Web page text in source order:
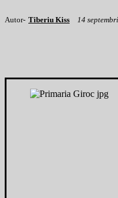
Autor- Tiberiu Kiss 14